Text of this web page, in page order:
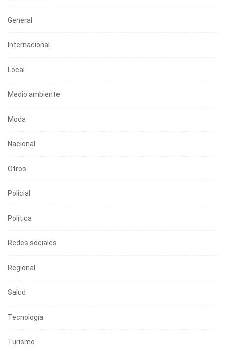
General
Internacional
Local
Medio ambiente
Moda
Nacional
Otros
Policial
Política
Redes sociales
Regional
Salud
Tecnología
Turismo